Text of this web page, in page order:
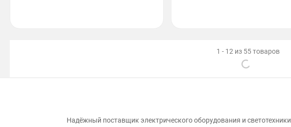
1 - 12 из 55 товаров
Надёжный поставщик электрического оборудования и светотехники